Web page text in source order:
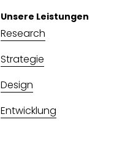
Unsere Leistungen
Research
Strategie
Design
Entwicklung